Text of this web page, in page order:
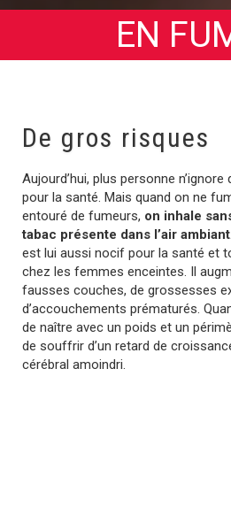
EN
De gros risques
Aujourd’hui, plus personne
pour la santé. Mais quand on ne
entouré de fumeurs, on inhale
tabac présente dans l’air ambiant
est lui aussi nocif pour la santé et
chez les femmes enceintes. Il
fausses couches, de grossesses
d’accouchements prématurés.
de naître avec un poids et un
de souffrir d’un retard de
cérébral amoindri.